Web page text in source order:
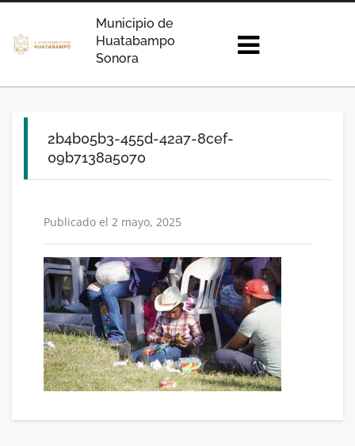
Municipio de
Huatabampo
Sonora
2b4b05b3-455d-42a7-8cef-
09b7138a5070
Publicado el 2 mayo, 2025